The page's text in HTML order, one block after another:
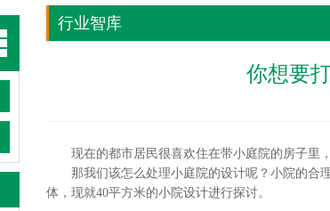
行业智库
你想要
现在的都市居民很喜欢住在带小庭院的房子里，
那我们该怎么处理小庭院的设计呢？小院的合理
体，现就40平方米的小院设计进行探讨。